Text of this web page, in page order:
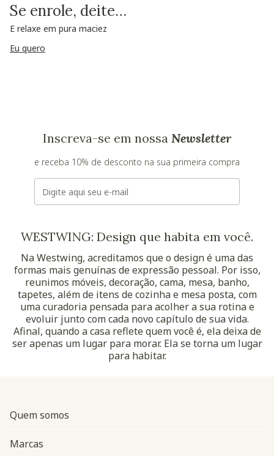
Se enrole, deite…
E relaxe em pura maciez
Eu quero
Inscreva-se em nossa Newsletter
e receba 10% de desconto na sua primeira compra
E-mail
WESTWING: Design que habita em você.
Na Westwing, acreditamos que o design é uma das
formas mais genuínas de expressão pessoal. Por isso,
reunimos móveis, decoração, cama, mesa, banho,
tapetes, além de itens de cozinha e mesa posta, com
uma curadoria pensada para acolher a sua rotina e
evoluir junto com cada novo capítulo de sua vida.
Afinal, quando a casa reflete quem você é, ela deixa de
ser apenas um lugar para morar. Ela se torna um lugar
para habitar.
Quem somos
Marcas